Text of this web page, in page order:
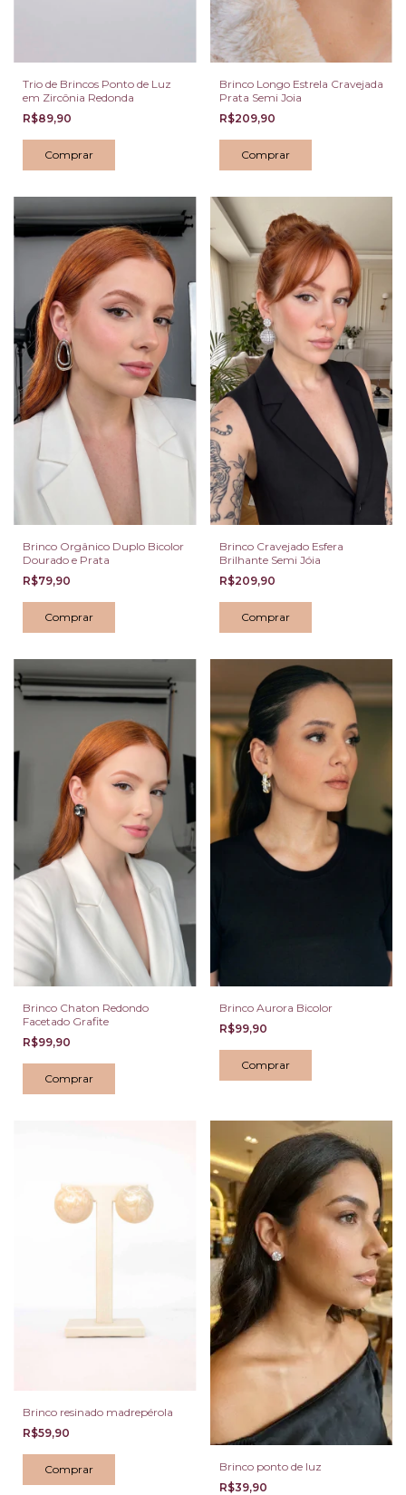
Trio de Brincos Ponto de Luz
em Zircônia Redonda
R$89,90
Brinco Longo Estrela Cravejada
Prata Semi Joia
R$209,90
Brinco Orgânico Duplo Bicolor
Dourado e Prata
R$79,90
Brinco Cravejado Esfera
Brilhante Semi Jóia
R$209,90
Brinco Chaton Redondo
Facetado Grafite
R$99,90
Brinco Aurora Bicolor
R$99,90
Brinco resinado madrepérola
R$59,90
Brinco ponto de luz
R$39,90